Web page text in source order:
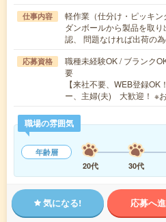
仕事内容
軽作業（仕分け・ピッキン
ダンボールから製品を取
認、 問題なければ出荷の
応募資格
職種未経験OK / ブランク
要
【来社不要、WEB登録
ー、主婦(夫) 大歓迎！ ※
職場の雰囲気
年齢層
20代
30代
気になる! 応募へ